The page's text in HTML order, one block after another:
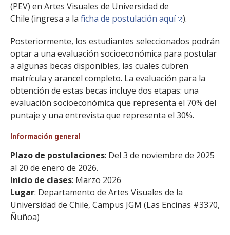
(PEV) en Artes Visuales de Universidad de
Chile (ingresa a la ficha de postulación aquí
).
Posteriormente, los estudiantes seleccionados podrán
optar a una evaluación socioeconómica para postular
a algunas becas disponibles, las cuales cubren
matrícula y arancel completo. La evaluación para la
obtención de estas becas incluye dos etapas: una
evaluación socioeconómica que representa el 70% del
puntaje y una entrevista que representa el 30%.
Información general
Plazo de postulaciones: Del 3 de noviembre de 2025
al 20 de enero de 2026.
Inicio de clases: Marzo 2026
Lugar: Departamento de Artes Visuales de la
Universidad de Chile, Campus JGM (Las Encinas #3370,
Ñuñoa)